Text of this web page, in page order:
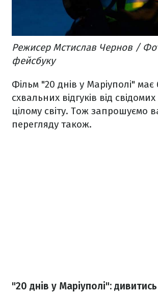
Режисер Мстислав Чернов /
фейсбуку
Фільм "20 днів у Маріуполі" має
схвальних відгуків від
цілому світу. Тож запрошуємо
перегляду також.
"20 днів у Маріуполі":